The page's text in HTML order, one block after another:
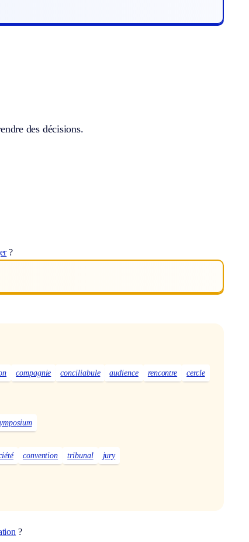
des décisions.
?
compagnie conciliabule audience rencontre
cercle
convention tribunal jury
?